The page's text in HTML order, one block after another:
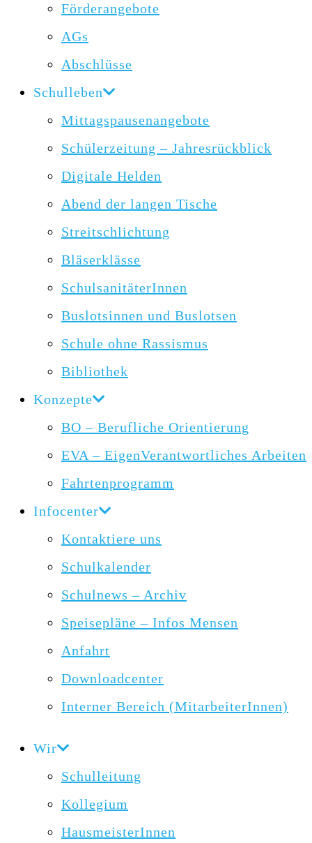
Förderangebote
AGs
Abschlüsse
Schulleben
Mittagspausenangebote
Schülerzeitung – Jahresrückblick
Digitale Helden
Abend der langen Tische
Streitschlichtung
Bläserklässe
SchulsanitäterInnen
Buslotsinnen und Buslotsen
Schule ohne Rassismus
Bibliothek
Konzepte
BO – Berufliche Orientierung
EVA – EigenVerantwortliches Arbeiten
Fahrtenprogramm
Infocenter
Kontaktiere uns
Schulkalender
Schulnews – Archiv
Speisepläne – Infos Mensen
Anfahrt
Downloadcenter
Interner Bereich (MitarbeiterInnen)
Wir
Schulleitung
Kollegium
HausmeisterInnen